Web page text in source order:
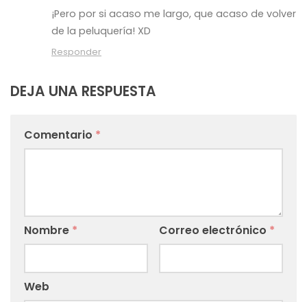
¡Pero por si acaso me largo, que acaso de volver
de la peluquería! XD
Responder
DEJA UNA RESPUESTA
Comentario *
Nombre * Correo electrónico *
Web